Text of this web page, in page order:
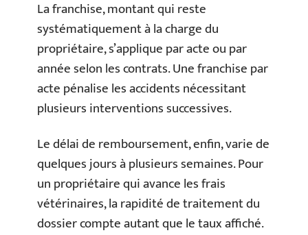
La franchise, montant qui reste
systématiquement à la charge du
propriétaire, s’applique par acte ou par
année selon les contrats. Une franchise par
acte pénalise les accidents nécessitant
plusieurs interventions successives.
Le délai de remboursement, enfin, varie de
quelques jours à plusieurs semaines. Pour
un propriétaire qui avance les frais
vétérinaires, la rapidité de traitement du
dossier compte autant que le taux affiché.